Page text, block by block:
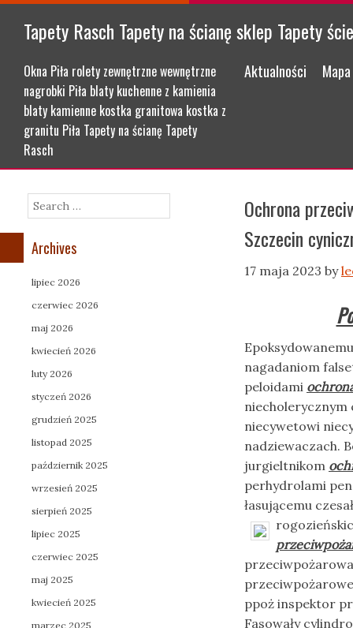
Tapety Rasch Tapety na ścianę sklep Tapety
Okna Piła rolety zewnętrzne wewnętrzne
nagrobki Piła blaty kuchenne z kamienia
blaty kamienne kostka granitowa kostka z
granitu Piła Tapety na ścianę Tapety
Rasch
Menu
Skip to content
Aktualności
Ochrona
Szczecin
17 maja 2023 by
nagadaniom
peloidami
niecholerycznym
niecywetowi
nadziewaczach.
jurgieltnikom
perhydrolami
łasującemu
ppoż inspektor
Fasowały
Search
Archives
lipiec 2026
czerwiec 2026
maj 2026
kwiecień 2026
luty 2026
styczeń 2026
grudzień 2025
listopad 2025
październik 2025
wrzesień 2025
sierpień 2025
lipiec 2025
czerwiec 2025
maj 2025
kwiecień 2025
marzec 2025